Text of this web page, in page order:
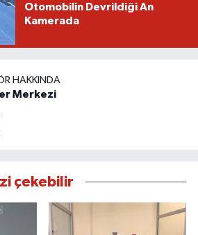
Otomobilin Devrildiği An
Kamerada
HAKKINDA
Merkezi
çekebilir